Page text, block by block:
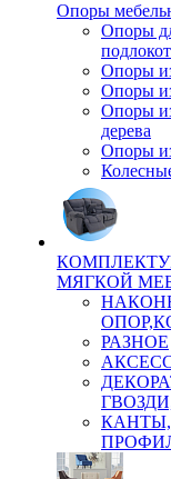
Опоры
Опоры
Опоры
Опоры
Опоры
дерева
Опоры
МЯГКОЙ
РАЗНОЕ